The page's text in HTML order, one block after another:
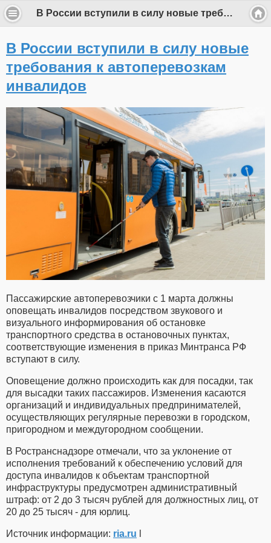
В России вступили в силу новые требования к автоперевозкам инвалидов
В России вступили в силу новые
требования к автоперевозкам
инвалидов
Пассажирские автоперевозчики с 1 марта должны
оповещать инвалидов посредством звукового и
визуального информирования об остановке
транспортного средства в остановочных пунктах,
соответствующие изменения в приказ Минтранса РФ
вступают в силу.
Оповещение должно происходить как для посадки, так
для высадки таких пассажиров. Изменения касаются
организаций и индивидуальных предпринимателей,
осуществляющих регулярные перевозки в городском,
пригородном и междугородном сообщении.
В Ространснадзоре отмечали, что за уклонение от
исполнения требований к обеспечению условий для
доступа инвалидов к объектам транспортной
инфраструктуры предусмотрен административный
штраф: от 2 до 3 тысяч рублей для должностных лиц, от
20 до 25 тысяч - для юрлиц.
Источник информации: ria.ru